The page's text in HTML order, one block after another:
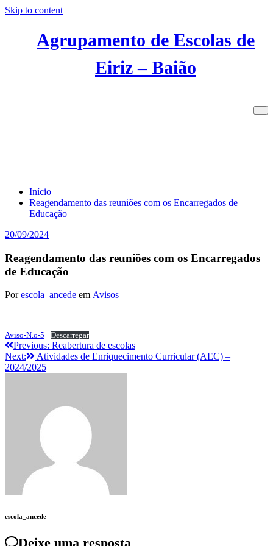
Skip to content
Agrupamento de Escolas de
Eiriz – Baião
Início
Reagendamento das reuniões com os Encarregados de
Educação
20/09/2024
Reagendamento das reuniões com os Encarregados
de Educação
Porescola_ancede em Avisos
Aviso-N.o-5 Descarregar
Navegação
de
Previous: Reabertura de escolas
Next:
Atividades de Enriquecimento Curricular (AEC) –
2024/2025
escola_ancede
Deixe uma resposta